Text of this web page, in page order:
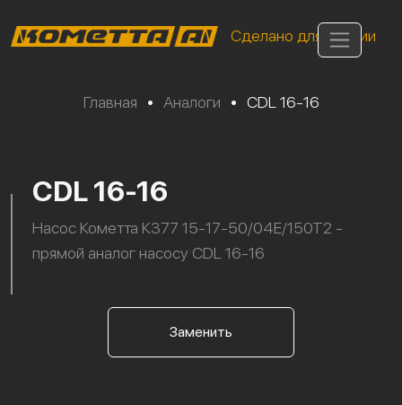
Сделано для России
Главная • Аналоги • CDL 16-16
CDL 16-16
Насос Кометта К377 15-17-50/04Е/150Т2 -
прямой аналог насосу CDL 16-16
Заменить